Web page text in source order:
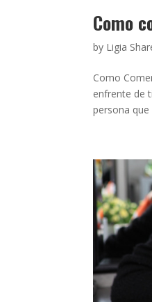
Como
by Ligia
Como
enfrente de
persona que